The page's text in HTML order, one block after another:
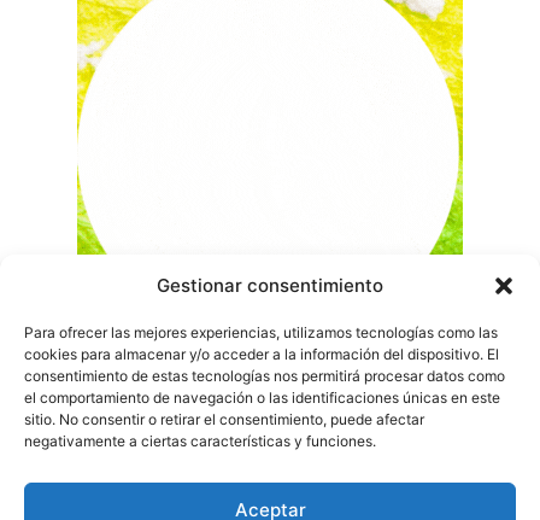
Gestionar consentimiento
Para ofrecer las mejores experiencias, utilizamos tecnologías como las
cookies para almacenar y/o acceder a la información del dispositivo. El
consentimiento de estas tecnologías nos permitirá procesar datos como
el comportamiento de navegación o las identificaciones únicas en este
sitio. No consentir o retirar el consentimiento, puede afectar
negativamente a ciertas características y funciones.
Aceptar